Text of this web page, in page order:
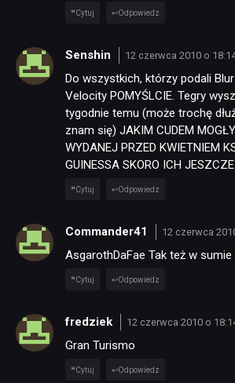
Cytuj Odpowiedz
Senshin 12 czerwca 2010 o
Do wszystkich, którzy podali
Velocity POMYŚLCIE. Tegry
tygodnie temu (może trochę
znam się) JAKIM CUDEM
WYDANEJ PRZED KWIETNIEM
GUINESSA SKORO ICH
Cytuj Odpowiedz
Commander41 12 czerwca
AsgarothDaFae Tak też w
Cytuj Odpowiedz
fredziek 12 czerwca 2010 o
Gran Turismo
Cytuj Odpowiedz